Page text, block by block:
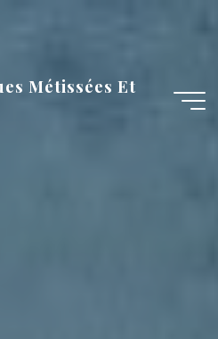
Métissées Et